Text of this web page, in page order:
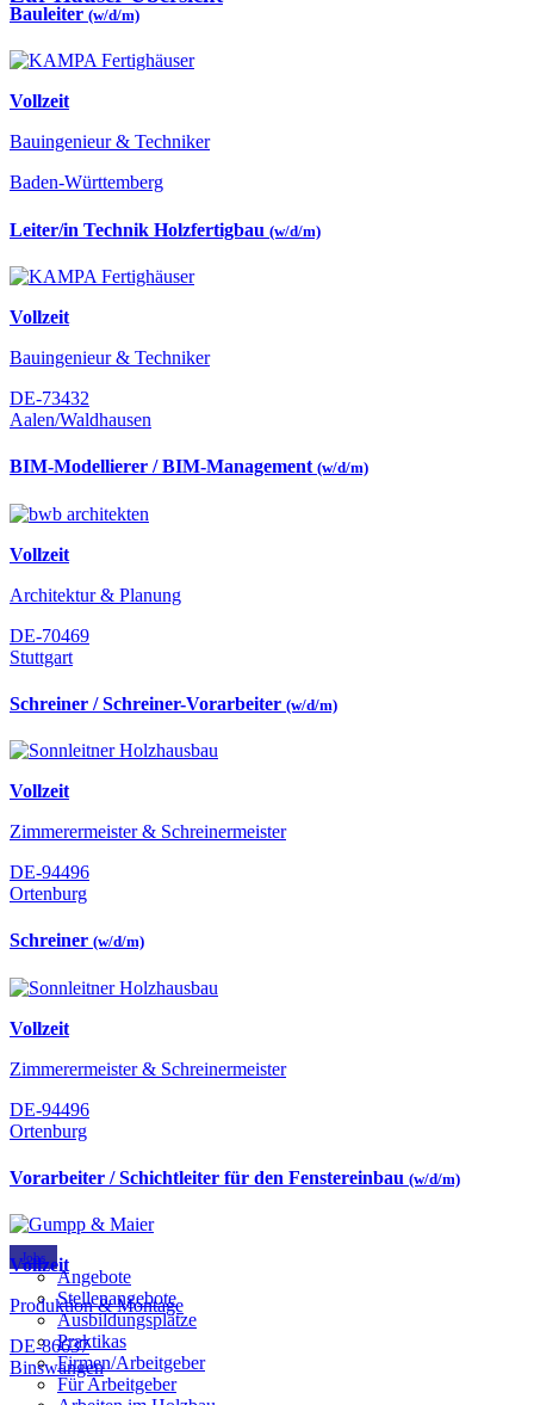
Jobs
Angebote
Stellenangebote
Ausbildungsplätze
Praktikas
Firmen/Arbeitgeber
Für Arbeitgeber
Bauleiter (w/d/m)
Vollzeit
Bauingenieur & Techniker
Baden-Württemberg
Leiter/in Technik Holzfertigbau (w/d/m)
Vollzeit
Bauingenieur & Techniker
DE-73432
Aalen/Waldhausen
BIM-Modellierer / BIM-Management (w/d/m)
Vollzeit
Architektur & Planung
DE-70469
Stuttgart
Schreiner / Schreiner-Vorarbeiter (w/d/m)
Vollzeit
Zimmerermeister & Schreinermeister
DE-94496
Ortenburg
Schreiner (w/d/m)
Vollzeit
Zimmerermeister & Schreinermeister
DE-94496
Ortenburg
Vorarbeiter / Schichtleiter für den Fenstereinbau (w/d/m)
Vollzeit
Produktion & Montage
DE-86637
Binswangen